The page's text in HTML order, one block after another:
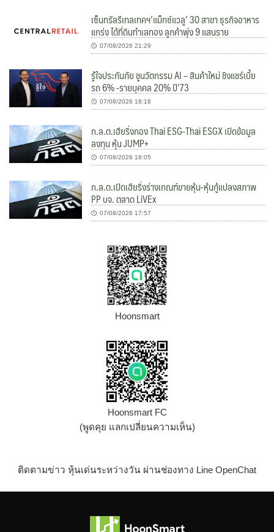
เซ็นทรัลรีเทลเทคฯ’แม็กซ์แวลู’ 30 สาขา ธุรกิจอาหาร
แกร่ง ได้ที่ดินทำเลทอง ลูกค้าพุ่ง 9 แสนราย
07/08/2026 21:29
รู้ใจประกันภัย ชูนวัตกรรม AI – สินค้าใหม่ ชิงแชร์เบี้ย
รถ 6% -รายบุคคล 20% ปี’73
07/08/2026 18:18
ก.ล.ต.เฮียริ่งกอง Thai ESG-Thai ESGX เปิดข้อมูล
ลงทุน หุ้น JUMP+
07/08/2026 18:05
ก.ล.ต.เปิดเฮียริ่งร่างเกณฑ์ขายหุ้น-หุ้นกู้แปลงสภาพ
PP บจ. ตลาด LiVEx
07/08/2026 17:57
Hoonsmart
Hoonsmart FC
(พูดคุย แลกเปลี่ยนความเห็น)
ติดตามข่าว หุ้นเด่นระหว่างวัน ผ่านช่องทาง Line OpenChat